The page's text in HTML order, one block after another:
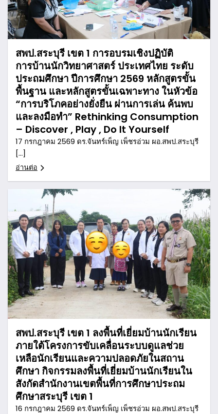
สพป.สระบุรี เขต 1 การอบรมเชิงปฏิบัติ
การบ้านนักวิทยาศาสตร์ ประเทศไทย ระดับ
ประถมศึกษา ปีการศึกษา 2569 หลักสูตรขั้น
พื้นฐาน และหลักสูตรขั้นเฉพาะทาง ในหัวข้อ
“การบริโภคอย่างยั่งยืน ผ่านการเล่น ค้นพบ
และลงมือทำ” Rethinking Consumption
– Discover , Play , Do It Yourself
17 กรกฎาคม 2569 ดร.จันทร์เพ็ญ เพ็ชรอ่วม ผอ.สพป.สระบุรี
[…]
อ่านต่อ
สพป.สระบุรี เขต 1 ลงพื้นที่เยี่ยมบ้านนักเรียน
ภายใต้โครงการขับเคลื่อนระบบดูแลช่วย
เหลือนักเรียนและความปลอดภัยในสถาน
ศึกษา กิจกรรมลงพื้นที่เยี่ยมบ้านนักเรียนใน
สังกัดสำนักงานเขตพื้นที่การศึกษาประถม
ศึกษาสระบุรี เขต 1
16 กรกฎาคม 2569 ดร.จันทร์เพ็ญ เพ็ชรอ่วม ผอ.สพป.สระบุรี